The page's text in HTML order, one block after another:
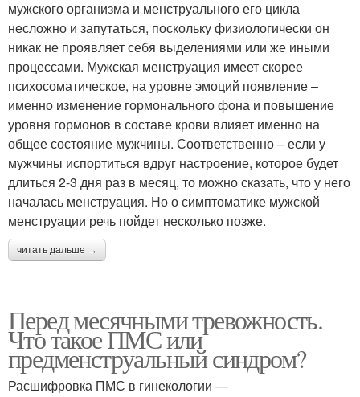
мужского организма и менструального его цикла
несложно и запутаться, поскольку физиологически он
никак не проявляет себя выделениями или же иными
процессами. Мужская менструация имеет скорее
психосоматическое, на уровне эмоций появление –
именно изменение гормонального фона и повышение
уровня гормонов в составе крови влияет именно на
общее состояние мужчины. Соответственно – если у
мужчины испортиться вдруг настроение, которое будет
длиться 2-3 дня раз в месяц, то можно сказать, что у него
началась менструация. Но о симптоматике мужской
менструации речь пойдет несколько позже.
читать дальше →
Перед месячными тревожность.
Что такое ПМС или
предменструальный синдром?
Расшифровка ПМС в гинекологии —